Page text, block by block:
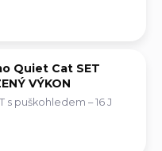
Quiet Cat SET
VÝKON
s puškohledem – 16 J